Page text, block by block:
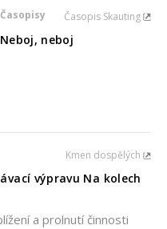
Časopisy Časopis Skauting
Neboj, neboj
Kmen dospělých
výpravu Na kolech
a prolnutí činnosti